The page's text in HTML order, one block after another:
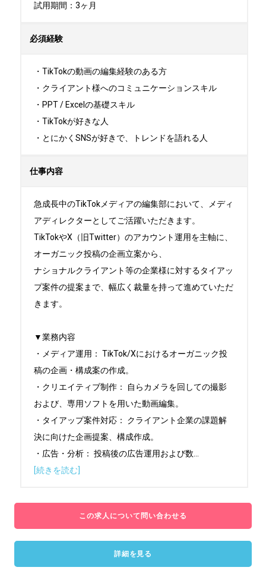
試用期間：3ヶ月
必須経験
・TikTokの動画の編集経験のある方
・クライアント様へのコミュニケーションスキル
・PPT / Excelの基礎スキル
・TikTokが好きな人
・とにかくSNSが好きで、トレンドを語れる人
仕事内容
急成長中のTikTokメディアの編集部において、メディ
アディレクターとしてご活躍いただきます。
TikTokやX（旧Twitter）のアカウント運用を主軸に、
オーガニック投稿の企画立案から、
ナショナルクライアント等の企業様に対するタイアッ
プ案件の提案まで、幅広く裁量を持って進めていただ
きます。
▼業務内容
・メディア運用： TikTok/Xにおけるオーガニック投
稿の企画・構成案の作成。
・クリエイティブ制作： 自らカメラを回しての撮影
および、専用ソフトを用いた動画編集。
・タイアップ案件対応： クライアント企業の課題解
決に向けた企画提案、構成作成。
・広告・分析： 投稿後の広告運用および数
[続きを読む]
この求人について問い合わせる
詳細を見る